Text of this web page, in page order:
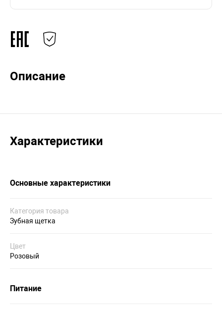
Описание
Характеристики
Основные характеристики
Категория товара
Зубная щетка
Цвет
Розовый
Питание